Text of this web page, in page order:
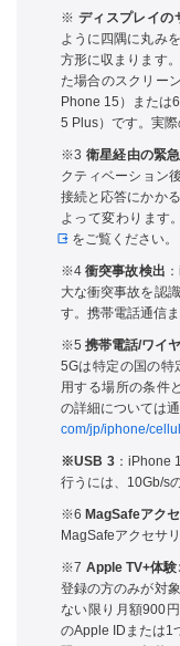
※ ディスプレイの
ように四隅に丸み
方形に収まります
た場合のスクリー
Phone 15）または
5 Plus）です。実際
※3 衛星経由の緊
クティベーション
接続と応答にかか
よって変わります
をご覧ください。
※4衝突事故検出
大な衝突事故を認
す。携帯電話通信
※5携帯電話/ワイ
5Gは特定の国の特
用する場所の条件
の詳細については
com/jp/iphone/
※USB 3：iPhone
行うには、10Gb/s
※6 MagSafeアク
MagSafeアクセサ
※7 Apple TV+体
登録の方のみが対
ない限り月額900
のApple IDまたは1